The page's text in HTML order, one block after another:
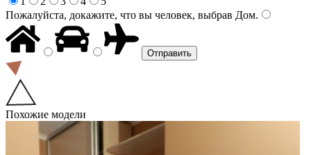
Пожалуйста, докажите, что вы человек, выбрав Дом.
Похожие модели